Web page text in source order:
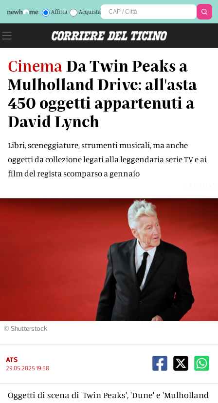
Affitta Acquista
Cinema Da Twin Peaks a
Mulholland Drive: all'asta
450 oggetti appartenuti a
David Lynch
Libri, sceneggiature, strumenti musicali, ma anche
oggetti da collezione legati alla leggendaria serie TV e ai
film del regista scomparso a gennaio
© Shutterstock
ATS
29.05.2025 19:58
Oggetti di scena di 'Twin Peaks', 'Dune' e 'Mulholland